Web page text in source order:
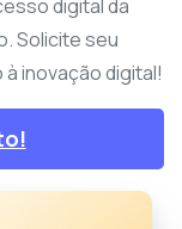
digital da
Solicite seu
inovação digital!